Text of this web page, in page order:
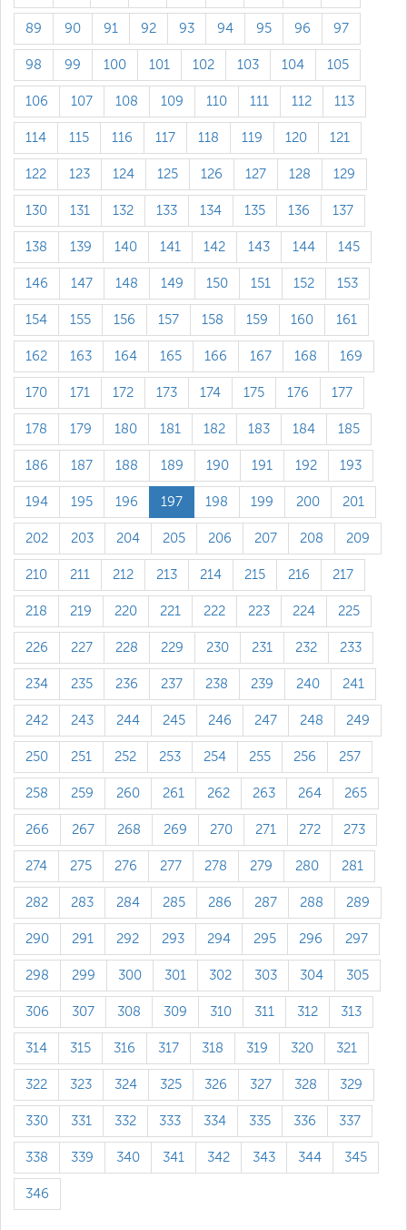
89 90 91 92 93 94 95 96 97
98 99 100 101 102 103 104 105
106 107 108 109 110 111 112 113
114 115 116 117 118 119 120 121
122 123 124 125 126 127 128 129
130 131 132 133 134 135 136 137
138 139 140 141 142 143 144 145
146 147 148 149 150 151 152 153
154 155 156 157 158 159 160 161
162 163 164 165 166 167 168 169
170 171 172 173 174 175 176 177
178 179 180 181 182 183 184 185
186 187 188 189 190 191 192 193
194 195 196 197 198 199 200 201
202 203 204 205 206 207 208 209
210 211 212 213 214 215 216 217
218 219 220 221 222 223 224 225
226 227 228 229 230 231 232 233
234 235 236 237 238 239 240 241
242 243 244 245 246 247 248 249
250 251 252 253 254 255 256 257
258 259 260 261 262 263 264 265
266 267 268 269 270 271 272 273
274 275 276 277 278 279 280 281
282 283 284 285 286 287 288 289
290 291 292 293 294 295 296 297
298 299 300 301 302 303 304 305
306 307 308 309 310 311 312 313
314 315 316 317 318 319 320 321
322 323 324 325 326 327 328 329
330 331 332 333 334 335 336 337
338 339 340 341 342 343 344 345
346